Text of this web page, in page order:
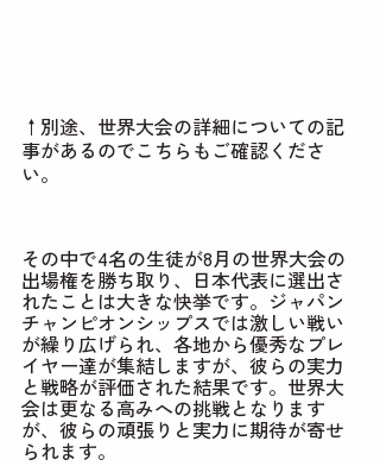
↑別途、世界大会の詳細についての記
事があるのでこちらもご確認くださ
い。
その中で4名の生徒が8月の世界大会の
出場権を勝ち取り、日本代表に選出さ
れたことは大きな快挙です。ジャパン
チャンピオンシップスでは激しい戦い
が繰り広げられ、各地から優秀なプレ
イヤー達が集結しますが、彼らの実力
と戦略が評価された結果です。世界大
会は更なる高みへの挑戦となります
が、彼らの頑張りと実力に期待が寄せ
られます。